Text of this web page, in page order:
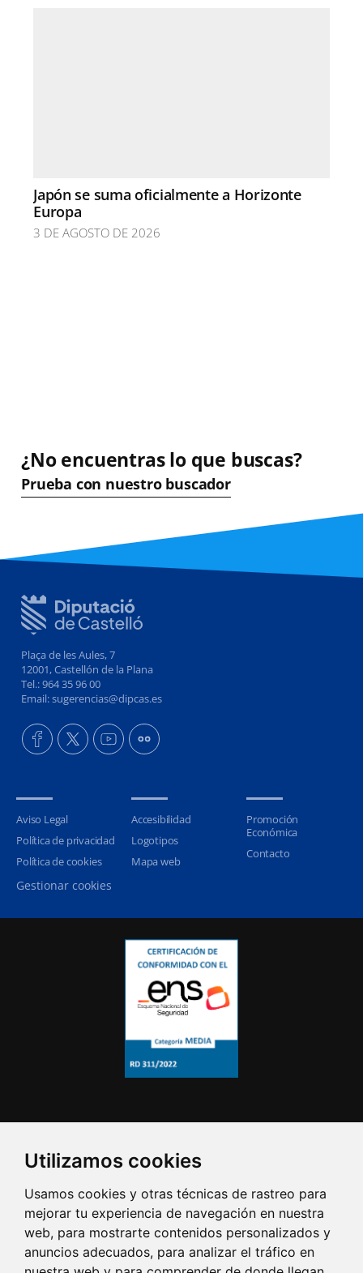
Utilizamos cookies
Usamos cookies y otras técnicas de rastreo para
mejorar tu experiencia de navegación en nuestra
web, para mostrarte contenidos personalizados y
anuncios adecuados, para analizar el tráfico en
Japón se suma oficialmente a Horizonte
Europa
3 DE AGOSTO DE 2026
¿No encuentras lo que buscas?
Prueba con nuestro buscador
Plaça de les Aules, 7
12001, Castellón de la Plana
Tel.: 964 35 96 00
Email: sugerencias@dipcas.es
Aviso Legal
Política de privacidad
Política de cookies
Gestionar cookies
Accesibilidad
Logotipos
Mapa web
Promoción
Económica
Contacto